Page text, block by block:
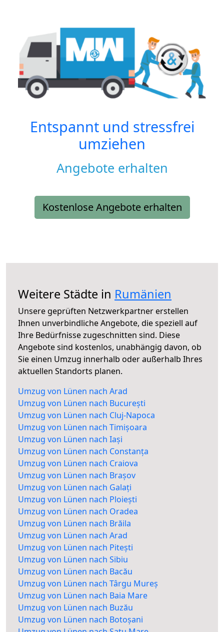
Entspannt und stressfrei
umziehen
Angebote erhalten
Kostenlose Angebote erhalten
Weitere Städte in Rumänien
Unsere geprüften Netzwerkpartner erstellen
Ihnen unverbindliche Angebote, die speziell auf
Ihre Bedürfnisse zugeschnitten sind. Diese
Angebote sind kostenlos, unabhängig davon, ob
Sie einen Umzug innerhalb oder außerhalb Ihres
aktuellen Standorts planen.
Umzug von Lünen nach Arad
Umzug von Lünen nach București
Umzug von Lünen nach Cluj-Napoca
Umzug von Lünen nach Timișoara
Umzug von Lünen nach Iași
Umzug von Lünen nach Constanța
Umzug von Lünen nach Craiova
Umzug von Lünen nach Brașov
Umzug von Lünen nach Galați
Umzug von Lünen nach Ploiești
Umzug von Lünen nach Oradea
Umzug von Lünen nach Brăila
Umzug von Lünen nach Arad
Umzug von Lünen nach Pitești
Umzug von Lünen nach Sibiu
Umzug von Lünen nach Bacău
Umzug von Lünen nach Târgu Mureș
Umzug von Lünen nach Baia Mare
Umzug von Lünen nach Buzău
Umzug von Lünen nach Botoșani